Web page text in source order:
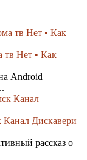
тв Нет • Как
Android |
Дискавери
рассказ о